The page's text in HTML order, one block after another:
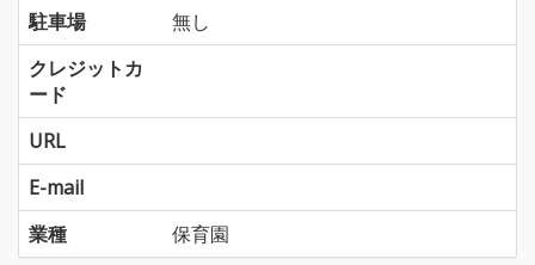
駐車場
無し
クレジットカ
ード
URL
E-mail
業種
保育園